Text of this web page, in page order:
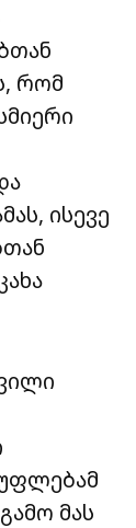
რომ
ისევე
მას